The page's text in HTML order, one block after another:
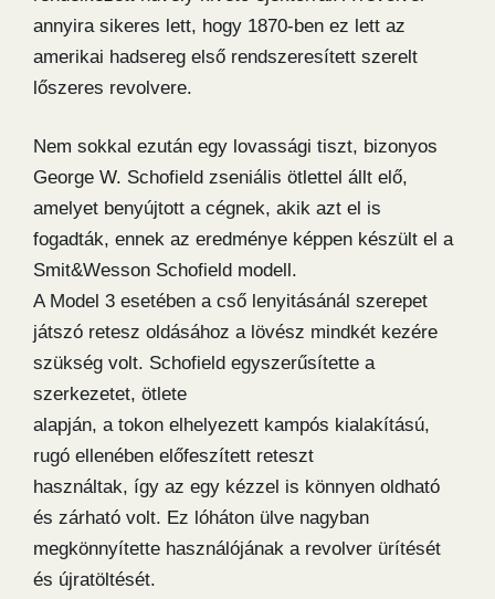
annyira sikeres lett, hogy 1870-ben ez lett az
amerikai hadsereg első rendszeresített szerelt
lőszeres revolvere.
Nem sokkal ezután egy lovassági tiszt, bizonyos
George W. Schofield zseniális ötlettel állt elő,
amelyet benyújtott a cégnek, akik azt el is
fogadták, ennek az eredménye képpen készült el a
Smit&Wesson Schofield modell.
A Model 3 esetében a cső lenyitásánál szerepet
játszó retesz oldásához a lövész mindkét kezére
szükség volt. Schofield egyszerűsítette a
szerkezetet, ötlete
alapján, a tokon elhelyezett kampós kialakítású,
rugó ellenében előfeszített reteszt
használtak, így az egy kézzel is könnyen oldható
és zárható volt. Ez lóháton ülve nagyban
megkönnyítette használójának a revolver ürítését
és újratöltését.